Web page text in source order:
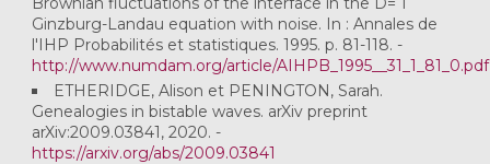
Ginzburg-Landau equation with noise. In : Annales de
l'IHP Probabilités et statistiques. 1995. p. 81-118. -
http://www.numdam.org/article/AIHPB_1995__31_1_81_0.pdf
ETHERIDGE, Alison et PENINGTON, Sarah.
Genealogies in bistable waves. arXiv preprint
arXiv:2009.03841, 2020. -
https://arxiv.org/abs/2009.03841